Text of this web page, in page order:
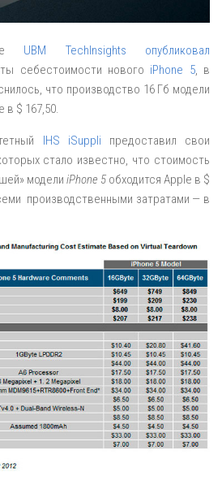
UBM TechInsights опубликовал
себестоимости нового iPhone 5, в
что производство 16 Гб модели
в $ 167,50.
IHS iSuppli предоставил свои
стало известно, что стоимость
модели iPhone 5 обходится Apple в $
производственными затратами — в